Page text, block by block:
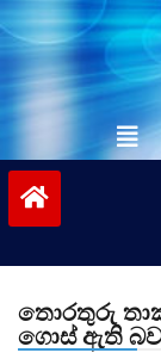
තොරතුරු
ගොස් ඇති